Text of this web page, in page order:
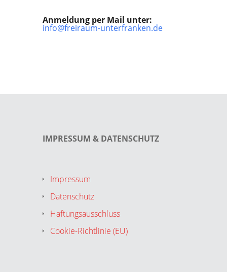
Anmeldung per Mail unter:
info@freiraum-unterfranken.de
IMPRESSUM & DATENSCHUTZ
Impressum
Datenschutz
Haftungsausschluss
Cookie-Richtlinie (EU)